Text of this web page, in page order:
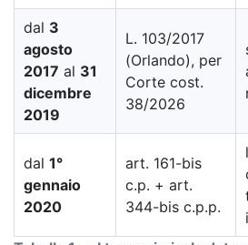
dal 3
agosto
2017 al 31
dicembre
2019
L. 103/2017
(Orlando), per
Corte cost.
38/2026
dal 1°
gennaio
2020
art. 161-bis
c.p. + art.
344-bis c.p.p.